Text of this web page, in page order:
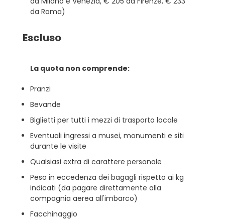
da Roma)
Escluso
La quota non comprende:
Pranzi
Bevande
Biglietti per tutti i mezzi di trasporto locale
Eventuali ingressi a musei, monumenti e siti
durante le visite
Qualsiasi extra di carattere personale
Peso in eccedenza dei bagagli rispetto ai kg
indicati (da pagare direttamente alla
compagnia aerea all'imbarco)
Facchinaggio